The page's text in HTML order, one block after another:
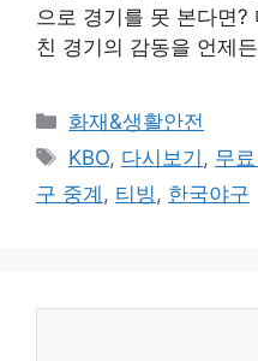
으로 경기를 못 본다면?
친 경기의 감동을 언제
카
테
리
화재&생활안전
태
그
KBO, 다시보기 , 무
구 중계 , 티빙, 한국야구